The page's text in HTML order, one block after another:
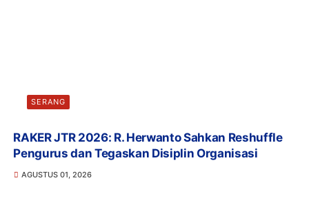
SERANG
RAKER JTR 2026: R. Herwanto Sahkan Reshuffle
Pengurus dan Tegaskan Disiplin Organisasi
AGUSTUS 01, 2026